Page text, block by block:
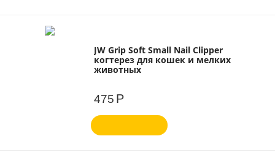
JW Grip Soft Small Nail Clipper
когтерез для кошек и мелких
животных
475 Р